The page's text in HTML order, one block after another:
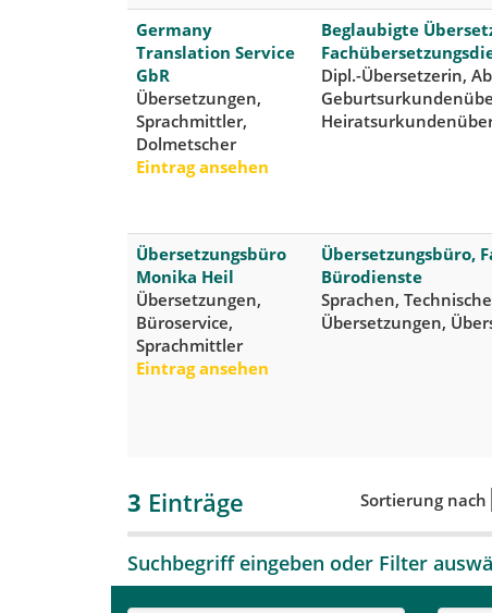
Germany
Translation Service
GbR
Übersetzungen,
Sprachmittler,
Dolmetscher
Eintrag ansehen
Beglaubigte
Dipl.-Übersetzerin,
Übersetzungsbüro
Monika Heil
Übersetzungen,
Büroservice,
Sprachmittler
Eintrag ansehen
Übersetzungsbüro,
Bürodienste
Sprachen,
Übersetzungen,
3 Einträge Sortierung nach
Suchbegriff eingeben oder Filter